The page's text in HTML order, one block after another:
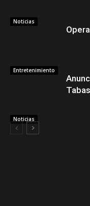
Noticias
Entretenimiento
Noticias